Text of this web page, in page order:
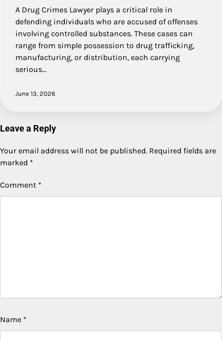
A Drug Crimes Lawyer plays a critical role in
defending individuals who are accused of offenses
involving controlled substances. These cases can
range from simple possession to drug trafficking,
manufacturing, or distribution, each carrying
serious…
June 13, 2026
Leave a Reply
Your email address will not be published. Required fields are
marked *
Comment *
Name *